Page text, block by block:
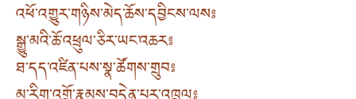
འཕོ་འགྱུར་གཉིས་མེད་ཆོས་དབྱིངས་ལས༔
སྒྱུ་མའི་ཆོ་འཕྲུལ་ཅིར་ཡང་འཆར༔
ཐ་དད་འཛིན་པས་སྣ་ཚོགས་གྲུབ༔